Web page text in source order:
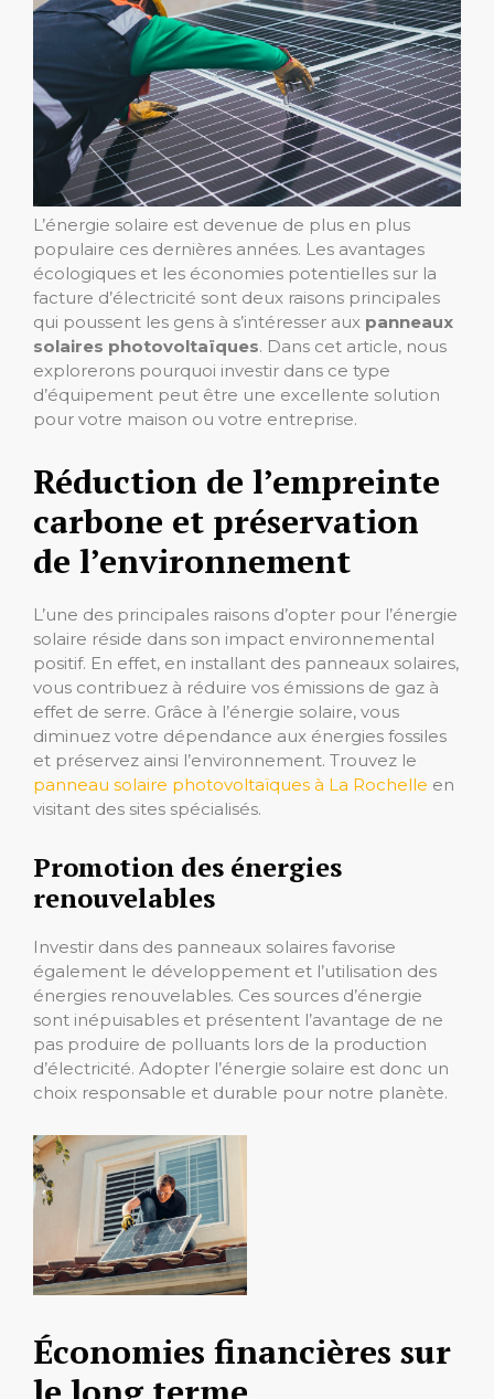
L’énergie solaire est devenue de plus en plus
populaire ces dernières années. Les avantages
écologiques et les économies potentielles sur la
facture d’électricité sont deux raisons principales
qui poussent les gens à s’intéresser aux panneaux
solaires photovoltaïques. Dans cet article, nous
explorerons pourquoi investir dans ce type
d’équipement peut être une excellente solution
pour votre maison ou votre entreprise.
Réduction de l’empreinte
carbone et préservation
de l’environnement
L’une des principales raisons d’opter pour l’énergie
solaire réside dans son impact environnemental
positif. En effet, en installant des panneaux solaires,
vous contribuez à réduire vos émissions de gaz à
effet de serre. Grâce à l’énergie solaire, vous
diminuez votre dépendance aux énergies fossiles
et préservez ainsi l’environnement. Trouvez le
panneau solaire photovoltaïques à La Rochelle en
visitant des sites spécialisés.
Promotion des énergies
renouvelables
Investir dans des panneaux solaires favorise
également le développement et l’utilisation des
énergies renouvelables. Ces sources d’énergie
sont inépuisables et présentent l’avantage de ne
pas produire de polluants lors de la production
d’électricité. Adopter l’énergie solaire est donc un
choix responsable et durable pour notre planète.
Économies financières sur